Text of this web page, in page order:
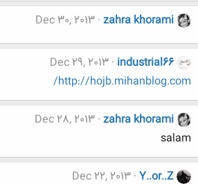
zahra khorami
Dec 30, 2013
industrial66
Dec 29, 2013
http://hojb.mihanblog.com/
zahra khorami
Dec 28, 2013
salam
Y..or..Z
Dec 22, 2013